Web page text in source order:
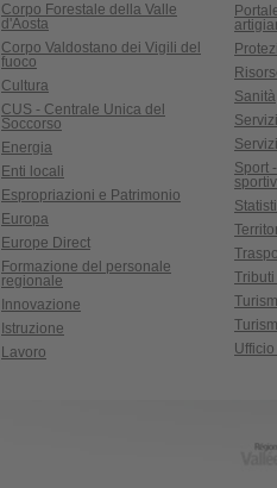
Corpo Forestale della Valle
d'Aosta
Corpo Valdostano dei Vigili del
fuoco
Cultura
CUS - Centrale Unica del
Soccorso
Energia
Enti locali
Espropriazioni e Patrimonio
Europa
Europe Direct
Formazione del personale
regionale
Innovazione
Istruzione
Lavoro
Sanità
Sport